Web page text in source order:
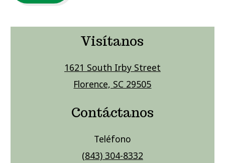
Visítanos
1621 South Irby Street
Florence, SC 29505
Contáctanos
Teléfono
(843) 304-8332